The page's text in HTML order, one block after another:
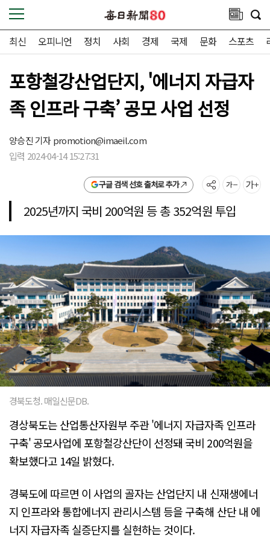
최신 오피니언 정치 사회 경제 국제 문화 스포츠
포항철강산업단지, '에너지 자급자
족 인프라 구축’ 공모 사업 선정
양승진 기자promotion@imaeil.com
입력 2024-04-14 15:27:31
구글 검색 선호 출처로 추가
2025년까지 국비 200억원 등 총 352억원 투입
경북도청. 매일신문DB.
경상북도는 산업통산자원부 주관 '에너지 자급자족 인프라
구축' 공모사업에 포항철강산단이 선정돼 국비 200억원을
확보했다고 14일 밝혔다.
경북도에 따르면 이 사업의 골자는 산업단지 내 신재생에너
지 인프라와 통합에너지 관리시스템 등을 구축해 산단 내 에
너지 자급자족 실증단지를 실현하는 것이다.